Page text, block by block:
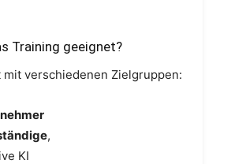
Training geeignet?
verschiedenen Zielgruppen:
,
KI